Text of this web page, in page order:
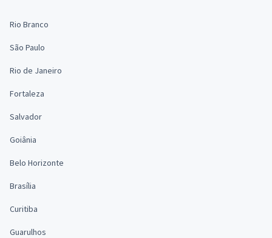
Rio Branco
São Paulo
Rio de Janeiro
Fortaleza
Salvador
Goiânia
Belo Horizonte
Brasília
Curitiba
Guarulhos